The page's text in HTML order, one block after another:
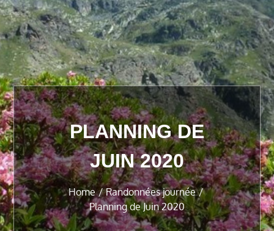
PLANNING DE
JUIN 2020
Home
Randonnées journée
Planning de Juin 2020